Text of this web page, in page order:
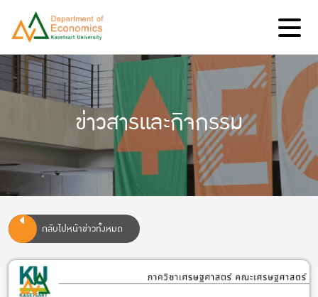
ข่าวสารและกิจกรรม
กลับไปหน้าข่าวทั้งหมด